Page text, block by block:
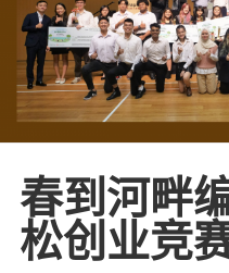
春到河畔
松创业竞